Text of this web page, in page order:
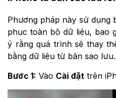
Phương pháp này sử dụng
phục toàn bộ dữ liệu, bao
ý rằng quá trình sẽ thay
bằng dữ liệu từ bản sao lưu.
Bước 1: Vào Cài đặt trên